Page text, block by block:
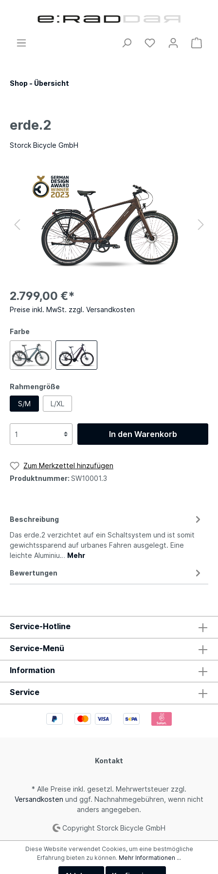
Shop - Übersicht
erde.2
Storck Bicycle GmbH
2.799,00 €*
Preise inkl. MwSt. zzgl. Versandkosten
Farbe
Rahmengröße
S/M L/XL
In den Warenkorb
Zum Merkzettel hinzufügen
Produktnummer: SW10001.3
Beschreibung
Das erde.2 verzichtet auf ein Schaltsystem und ist somit
gewichtssparend auf urbanes Fahren ausgelegt. Eine
leichte Aluminiu… Mehr
Bewertungen
Service-Hotline
Service-Menü
Information
Service
Kontakt
* Alle Preise inkl. gesetzl. Mehrwertsteuer zzgl.
Versandkosten und ggf. Nachnahmegebühren, wenn nicht
anders angegeben.
Copyright Storck Bicycle GmbH
Diese Website verwendet Cookies, um eine bestmögliche
Erfahrung bieten zu können. Mehr Informationen ...